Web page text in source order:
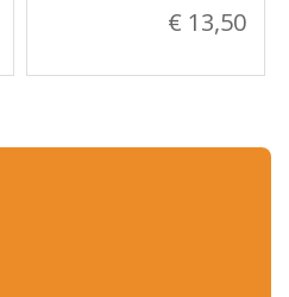
€ 13,50